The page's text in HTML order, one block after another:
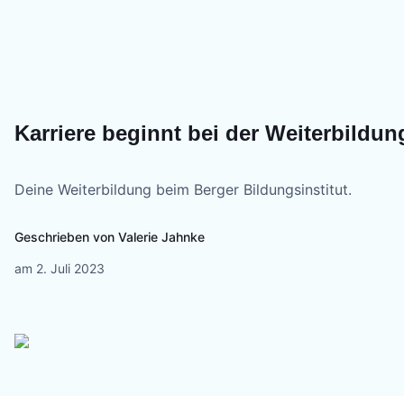
Karriere beginnt bei der
Deine Weiterbildung beim Berger Bildungsinstitut.
Geschrieben von Valerie Jahnke
am 2. Juli 2023